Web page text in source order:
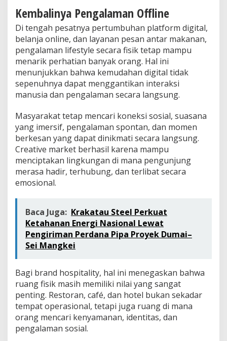
Kembalinya Pengalaman Offline
Di tengah pesatnya pertumbuhan platform digital,
belanja online, dan layanan pesan antar makanan,
pengalaman lifestyle secara fisik tetap mampu
menarik perhatian banyak orang. Hal ini
menunjukkan bahwa kemudahan digital tidak
sepenuhnya dapat menggantikan interaksi
manusia dan pengalaman secara langsung.
Masyarakat tetap mencari koneksi sosial, suasana
yang imersif, pengalaman spontan, dan momen
berkesan yang dapat dinikmati secara langsung.
Creative market berhasil karena mampu
menciptakan lingkungan di mana pengunjung
merasa hadir, terhubung, dan terlibat secara
emosional.
Baca Juga: Krakatau Steel Perkuat
Ketahanan Energi Nasional Lewat
Pengiriman Perdana Pipa Proyek Dumai–
Sei Mangkei
Bagi brand hospitality, hal ini menegaskan bahwa
ruang fisik masih memiliki nilai yang sangat
penting. Restoran, café, dan hotel bukan sekadar
tempat operasional, tetapi juga ruang di mana
orang mencari kenyamanan, identitas, dan
pengalaman sosial.